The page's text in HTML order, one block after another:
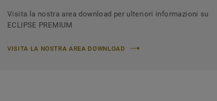
Visita la nostra area download per ulteriori informazioni su
ECLIPSE PREMIUM
VISITA LA NOSTRA AREA DOWNLOAD